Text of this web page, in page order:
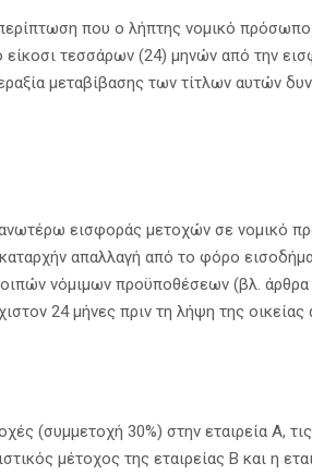
που ο λήπτης νομικό
είκοσι τεσσάρων (24) μηνών από την
μεταβίβασης των τίτλων αυτών
εισφοράς μετοχών σε νομικό
απαλλαγή από το φόρο
νόμιμων προϋποθέσεων (βλ.
24 μήνες πριν τη λήψη της
(συμμετοχή 30%) στην εταιρεία Α,
μέτοχος της εταιρείας Β και η